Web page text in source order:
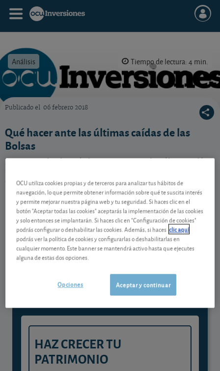
Análisis Tiempo de lectura: 4 min.
Publicado el 06 febrero 2018
Qué hacer ante las últimas caídas de las
Bolsas
Los mercados bursátiles registran en los últimos días
caída acelerada de los mercados financieros?
Contenido reservado a SOCIOS
Gestiona tu dinero con visión
experta
y consigue que cada euro trabaje
para ti
HAZ CRECER TU
PATRIMONIO
OCU utiliza cookies propias y de terceros para analizar tus hábitos de
navegación, lo que permite obtener información sobre qué te suscita interés
y permite mejorar nuestra página web y tu seguridad. Si haces clic en el
botón "Aceptar todas las cookies" aceptarás la implementación de las cookies
y solo entonces se implantarán. Si haces clic en "Configuración de cookies"
podrás configurar o deshabilitar las cookies. Además, si haces clic aquí
podrás ver la política de cookies y configurarlas o deshabilitarlas en
cualquier momento. Este banner se mantendrá activo hasta que ejecutes
alguna de estas dos opciones.
Aceptar y continuar
Opciones